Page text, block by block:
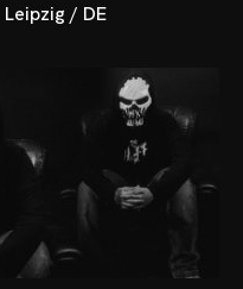
Leipzig / DE